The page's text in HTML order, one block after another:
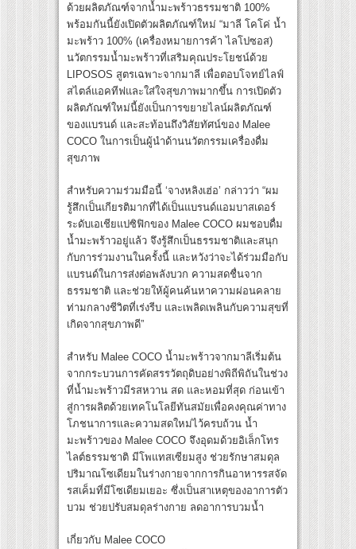
ด้วยผลิตภัณฑ์จากน้ำมะพร้าวธรรมชาติ 100%
พร้อมกันนี้ยังเปิดตัวผลิตภัณฑ์ใหม่ “มาลี โคโค่ น้ำ
มะพร้าว 100% (เครื่องหมายการค้า ไลโปซอส)
นวัตกรรมน้ำมะพร้าวที่เสริมคุณประโยชน์ด้วย
LIPOSOS สูตรเฉพาะจากมาลี เพื่อตอบโจทย์ไลฟ์
สไตล์แอคทีฟและใส่ใจสุขภาพมากขึ้น การเปิดตัว
ผลิตภัณฑ์ใหม่นี้ยังเป็นการขยายไลน์ผลิตภัณฑ์
ของแบรนด์ และสะท้อนถึงวิสัยทัศน์ของ Malee
COCO ในการเป็นผู้นำด้านนวัตกรรมเครื่องดื่ม
สุขภาพ
สำหรับความร่วมมือนี้ ‘จางหลิงเฮ่อ’ กล่าวว่า “ผม
รู้สึกเป็นเกียรติมากที่ได้เป็นแบรนด์แอมบาสเดอร์
ระดับเอเชียแปซิฟิกของ Malee COCO ผมชอบดื่ม
น้ำมะพร้าวอยู่แล้ว จึงรู้สึกเป็นธรรมชาติและสนุก
กับการร่วมงานในครั้งนี้ และหวังว่าจะได้ร่วมมือกับ
แบรนด์ในการส่งต่อพลังบวก ความสดชื่นจาก
ธรรมชาติ และช่วยให้ผู้คนค้นหาความผ่อนคลาย
ท่ามกลางชีวิตที่เร่งรีบ และเพลิดเพลินกับความสุขที่
เกิดจากสุขภาพดี”
สำหรับ Malee COCO น้ำมะพร้าวจากมาลีเริ่มต้น
จากกระบวนการคัดสรรวัตถุดิบอย่างพิถีพิถันในช่วง
ที่น้ำมะพร้าวมีรสหวาน สด และหอมที่สุด ก่อนเข้า
สู่การผลิตด้วยเทคโนโลยีทันสมัยเพื่อคงคุณค่าทาง
โภชนาการและความสดใหม่ไว้ครบถ้วน น้ำ
มะพร้าวของ Malee COCO จึงอุดมด้วยอิเล็กโทร
ไลต์ธรรมชาติ มีโพแทสเซียมสูง ช่วยรักษาสมดุล
ปริมาณโซเดียมในร่างกายจากการกินอาหารรสจัด
รสเค็มที่มีโซเดียมเยอะ ซึ่งเป็นสาเหตุของอาการตัว
บวม ช่วยปรับสมดุลร่างกาย ลดอาการบวมน้ำ
เกี่ยวกับ Malee COCO